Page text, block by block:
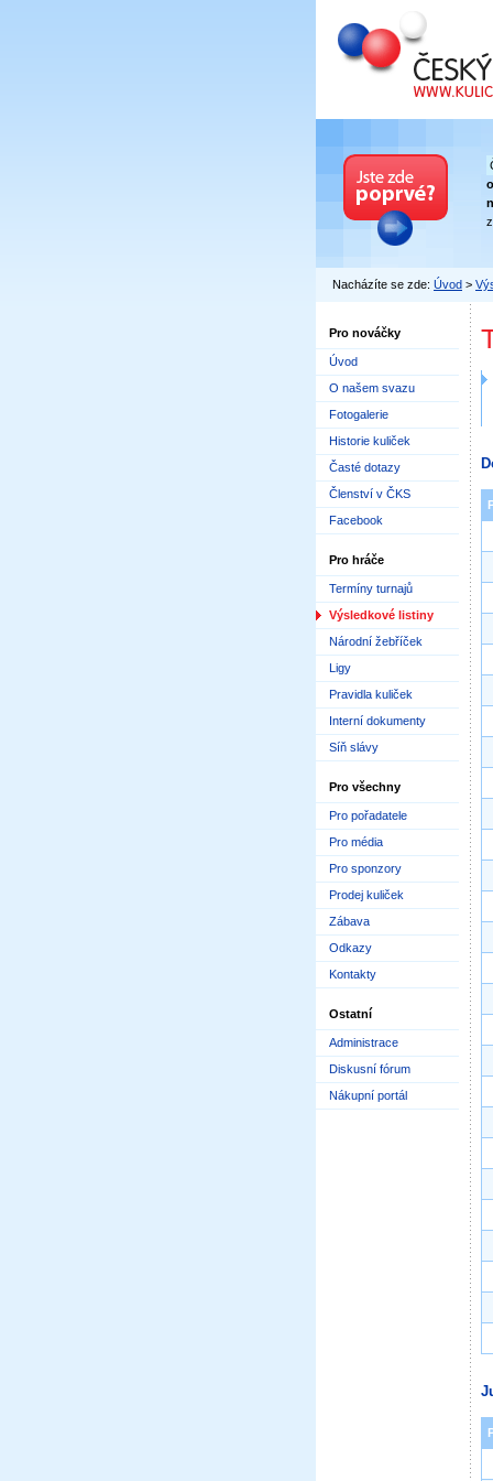
Český kuličkový
Nacházíte se zde: Úvod >
Pro nováčky
Úvod
O našem svazu
Fotogalerie
Historie kuliček
Časté dotazy
Členství v ČKS
Facebook
Pro hráče
Termíny turnajů
Výsledkové listiny
Národní žebříček
Ligy
Pravidla kuliček
Interní dokumenty
Síň slávy
Pro všechny
Pro pořadatele
Pro média
Pro sponzory
Prodej kuliček
Zábava
Odkazy
Kontakty
Ostatní
Administrace
Diskusní fórum
Nákupní portál